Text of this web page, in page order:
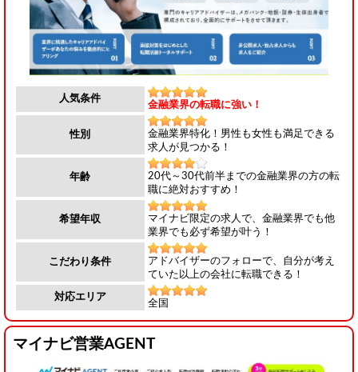
人気条件
金融業界の転職に強い！
性別
金融業界特化！男性も女性も満足できる
求人が見つかる！
年齢
20代～30代前半までの金融業界の方の転
職に絶対おすすめ！
希望年収
マイナビ限定の求人で、金融業界でも他
業界でも必ず希望が叶う！
こだわり条件
アドバイザーのフォローで、自分が考え
ていた以上の会社に転職できる！
対応エリア
全国
マイナビ営業AGENT